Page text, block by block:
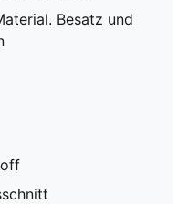
Besatz und